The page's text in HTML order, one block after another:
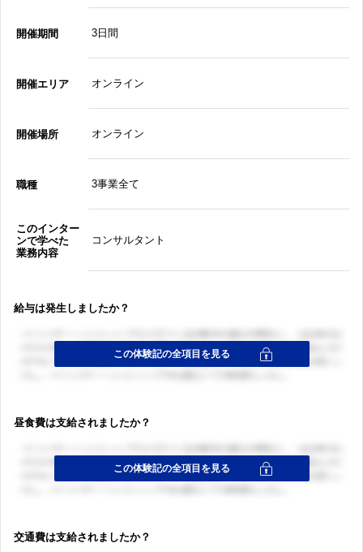
開催期間 3日間
開催エリア オンライン
開催場所 オンライン
職種 3事業全て
このインター
ンで学べた
業務内容
コンサルタント
給与は発生しましたか？
昼食費は支給されましたか？
交通費は支給されましたか？